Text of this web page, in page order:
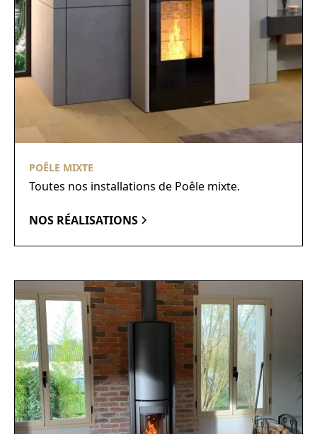
POÊLE MIXTE
Toutes nos installations de Poêle mixte.
NOS RÉALISATIONS